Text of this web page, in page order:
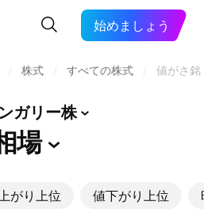
始めましょう
株式 すべての株式 値がさ銘
ガリー株
場
がり上位 値下がり上位